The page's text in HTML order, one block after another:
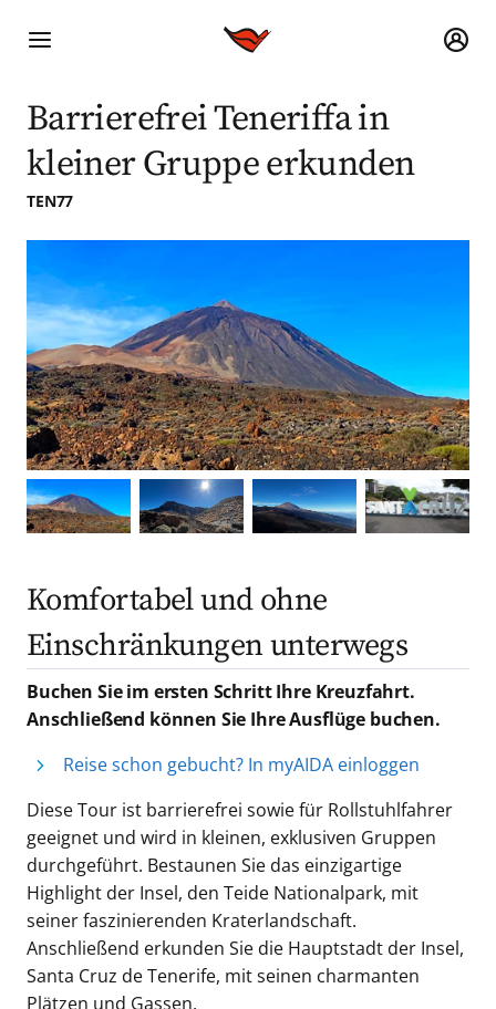
Barrierefrei Teneriffa in
kleiner Gruppe erkunden
TEN77
Komfortabel und ohne
Einschränkungen unterwegs
Buchen Sie im ersten Schritt Ihre Kreuzfahrt.
Anschließend können Sie Ihre Ausflüge buchen.
Reise schon gebucht? In myAIDA einloggen
Diese Tour ist barrierefrei sowie für Rollstuhlfahrer
geeignet und wird in kleinen, exklusiven Gruppen
durchgeführt. Bestaunen Sie das einzigartige
Highlight der Insel, den Teide Nationalpark, mit
seiner faszinierenden Kraterlandschaft.
Anschließend erkunden Sie die Hauptstadt der Insel,
Santa Cruz de Tenerife, mit seinen charmanten
Plätzen und Gassen.